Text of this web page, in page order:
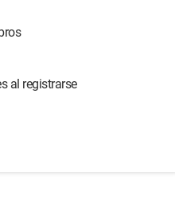
al registrarse